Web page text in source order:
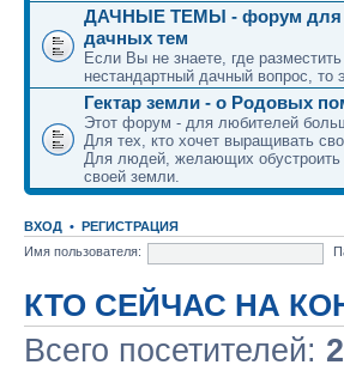
ДАЧНЫЕ ТЕМЫ - форум для
дачных тем
Если Вы не знаете, где
нестандартный дачный вопрос,
Гектар земли - о Родовых
Этот форум - для любителей
Для тех, кто хочет выращивать
Для людей, желающих обустроить
своей земли.
ВХОД • РЕГИСТРАЦИЯ
Имя пользователя:
КТО СЕЙЧАС НА
Всего посетителей: